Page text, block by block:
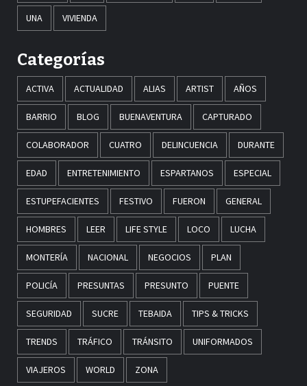
UNA VIVIENDA
Categorías
ACTIVA ACTUALIDAD ALIAS ARTIST AÑOS
BARRIO BLOG BUENAVENTURA CAPTURADO
COLABORADOR CUATRO DELINCUENCIA DURANTE
EDAD ENTRETENIMIENTO ESPARTANOS ESPECIAL
ESTUPEFACIENTES FESTIVO FUERON GENERAL
HOMBRES LEER LIFE STYLE LOCO LUCHA
MONTERÍA NACIONAL NEGOCIOS PLAN
POLICÍA PRESUNTAS PRESUNTO PUENTE
SEGURIDAD SUCRE TEBAIDA TIPS & TRICKS
TRENDS TRÁFICO TRÁNSITO UNIFORMADOS
VIAJEROS WORLD ZONA